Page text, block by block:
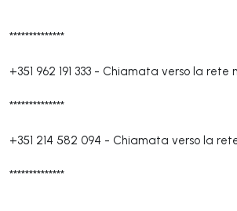
**************
+351 962 191 333 - Chiamata verso la rete
**************
+351 214 582 094 - Chiamata verso la
**************